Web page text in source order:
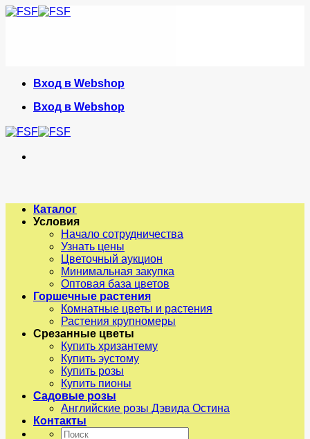
Skip
Вход в Webshop
Вход в Webshop
Каталог
Условия
Начало сотрудничества
Узнать цены
Цветочный аукцион
Минимальная закупка
Оптовая база цветов
Горшечные растения
Комнатные цветы и растения
Растения крупномеры
Срезанные цветы
Купить хризантему
Купить эустому
Купить розы
Купить пионы
Садовые розы
Английские розы Дэвида Остина
Контакты
Искать: